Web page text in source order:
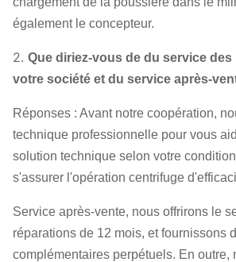
Fan centrifuge
composants
isolant de choc,
diaphragme,
couverture de pluie de
température, capteur
système de
contrôle du système,
de lubrifiant.
également le concepteur.
2. Que diriez-vous de du service des
votre société et du service après-
Réponses : Avant notre coopération,
technique professionnelle pour vous
solution technique selon votre
s'assurer l'opération centrifuge
Service après-vente, nous offrirons le
réparations de 12 mois, et fournissons
complémentaires perpétuels. En outre,